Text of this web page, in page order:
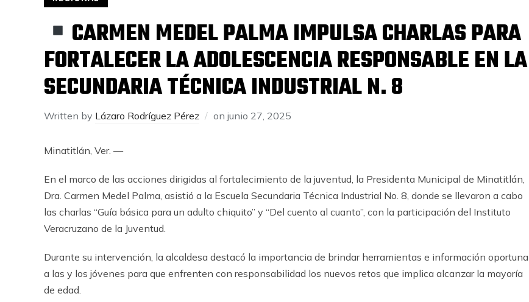
CARMEN MEDEL PALMA IMPULSA CHARLAS PARA
FORTALECER LA ADOLESCENCIA RESPONSABLE EN LA
SECUNDARIA TÉCNICA INDUSTRIAL N. 8
Written by Lázaro Rodríguez Pérez on junio 27, 2025
Minatitlán, Ver. —
En el marco de las acciones dirigidas al fortalecimiento de la juventud, la Presidenta Municipal de Minatitlán,
Dra. Carmen Medel Palma, asistió a la Escuela Secundaria Técnica Industrial No. 8, donde se llevaron a cabo
las charlas “Guía básica para un adulto chiquito” y “Del cuento al cuanto”, con la participación del Instituto
Veracruzano de la Juventud.
Durante su intervención, la alcaldesa destacó la importancia de brindar herramientas e información oportuna
a las y los jóvenes para que enfrenten con responsabilidad los nuevos retos que implica alcanzar la mayoría
de edad.